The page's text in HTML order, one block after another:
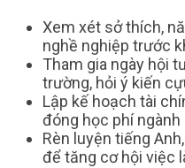
Xem xét sở thích,
nghề nghiệp trước
Tham gia ngày hội
trường, hỏi ý kiến
Lập kế hoạch tài
đóng học phí
Rèn luyện tiếng
để tăng cơ hội việc